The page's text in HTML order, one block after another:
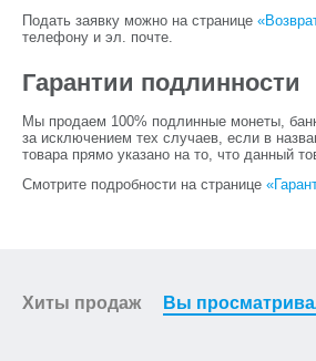
Подать заявку можно на странице
телефону и эл. почте.
Гарантии подлинности
Мы продаем 100% подлинные монеты,
за исключением тех случаев, если в
товара прямо указано на то, что данный
Смотрите подробности на странице
Хиты продаж Вы